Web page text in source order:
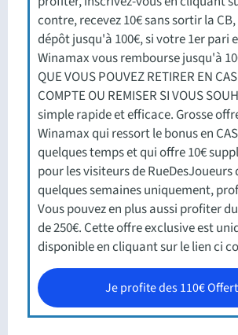
contre, recevez 10€ sans sortir la
dépôt jusqu'à 100€, si votre 1er pari
Winamax vous rembourse jusqu'à
QUE VOUS POUVEZ RETIRER EN
COMPTE OU REMISER SI VOUS
simple rapide et efficace. Grosse
Winamax qui ressort le bonus en
quelques temps et qui offre 10€
pour les visiteurs de
quelques semaines uniquement,
Vous pouvez en plus aussi profiter
de 250€. Cette offre exclusive est
disponible en cliquant sur le lien ci
Je profite des 110€